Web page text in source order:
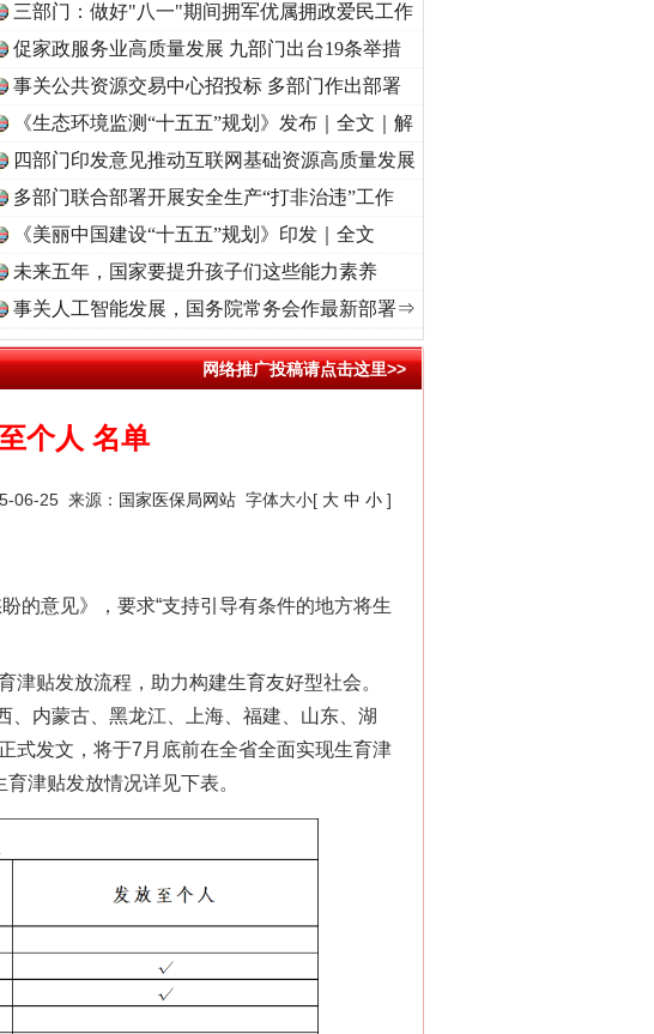
事⑧加强纪律..·[视频]牢记初心使命 奋进复兴征程丨“转折之城”激荡..
三部门：做好"八一"期间拥军优属拥政爱民工作
促家政服务业高质量发展 九部门出台19条举措
事关公共资源交易中心招投标 多部门作出部署
《生态环境监测“十五五”规划》发布｜全文｜解
读
四部门印发意见推动互联网基础资源高质量发展
多部门联合部署开展安全生产“打非治违”工作
《美丽中国建设“十五五”规划》印发｜全文
未来五年，国家要提升孩子们这些能力素养
事关人工智能发展，国务院常务会作最新部署⇒
网络推广投稿请点击这里>>
个人 名单
06-25 来源： 国家医保局网站 字体大小[ 大 中 小 ]
意见》，要求“支持引导有条件的地方将生
贴发放流程，助力构建生育友好型社会。
内蒙古、黑龙江、上海、福建、山东、湖
式发文，将于7月底前在全省全面实现生育津
津贴发放情况详见下表。